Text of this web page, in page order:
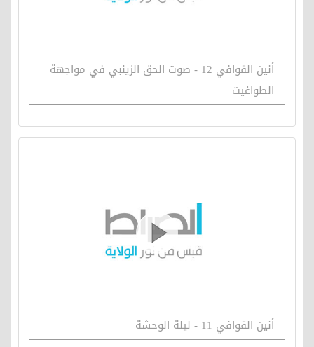
أنين القوافي 12 - صوت الحق الزينبي في مواجهة
الطواغيت
أنين القوافي 11 - ليلة الوحشة